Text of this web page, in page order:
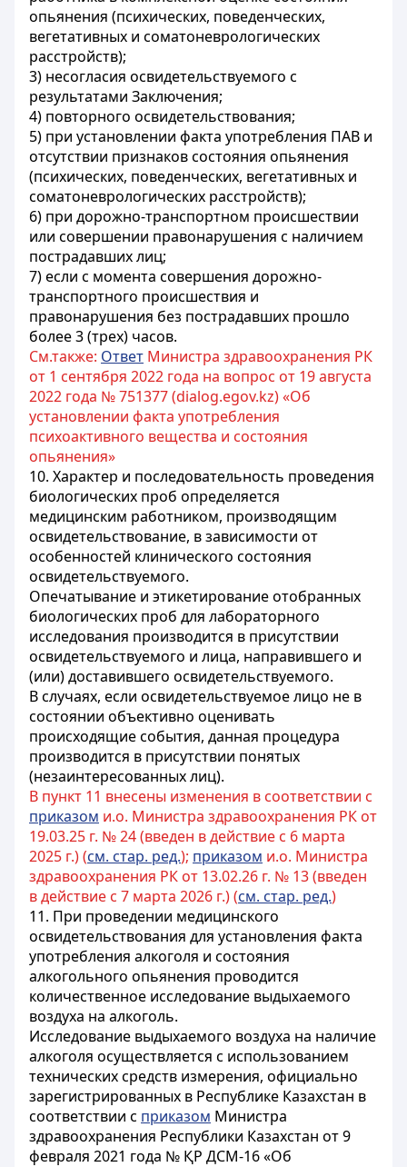
опьянения (психических, поведенческих,
вегетативных и соматоневрологических
расстройств);
3) несогласия освидетельствуемого с
результатами Заключения;
4) повторного освидетельствования;
5) при установлении факта употребления ПАВ и
отсутствии признаков состояния опьянения
(психических, поведенческих, вегетативных и
соматоневрологических расстройств);
6) при дорожно-транспортном происшествии
или совершении правонарушения с наличием
пострадавших лиц;
7) если с момента совершения дорожно-
транспортного происшествия и
правонарушения без пострадавших прошло
более 3 (трех) часов.
См.также: Ответ Министра здравоохранения РК
от 1 сентября 2022 года на вопрос от 19 августа
2022 года № 751377 (dialog.egov.kz) «Об
установлении факта употребления
психоактивного вещества и состояния
опьянения»
10. Характер и последовательность проведения
биологических проб определяется
медицинским работником, производящим
освидетельствование, в зависимости от
особенностей клинического состояния
освидетельствуемого.
Опечатывание и этикетирование отобранных
биологических проб для лабораторного
исследования производится в присутствии
освидетельствуемого и лица, направившего и
(или) доставившего освидетельствуемого.
В случаях, если освидетельствуемое лицо не в
состоянии объективно оценивать
происходящие события, данная процедура
производится в присутствии понятых
(незаинтересованных лиц).
В пункт 11 внесены изменения в соответствии с
приказом и.о. Министра здравоохранения РК от
19.03.25 г. № 24 (введен в действие с 6 марта
2025 г.) (см. стар. ред.); приказом и.о. Министра
здравоохранения РК от 13.02.26 г. № 13 (введен
в действие с 7 марта 2026 г.) (см. стар. ред.)
11. При проведении медицинского
освидетельствования для установления факта
употребления алкоголя и состояния
алкогольного опьянения проводится
количественное исследование выдыхаемого
воздуха на алкоголь.
Исследование выдыхаемого воздуха на наличие
алкоголя осуществляется с использованием
технических средств измерения, официально
зарегистрированных в Республике Казахстан в
соответствии с приказом Министра
здравоохранения Республики Казахстан от 9
февраля 2021 года № ҚР ДСМ-16 «Об